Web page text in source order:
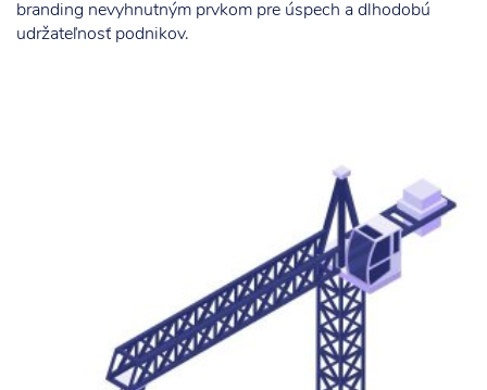
branding nevyhnutným prvkom pre úspech a dlhodobú
udržateľnosť podnikov.